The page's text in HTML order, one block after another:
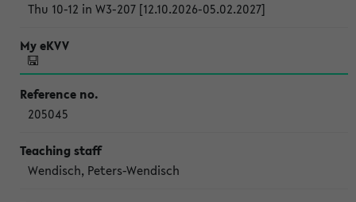
Thu 10-12 in W3-207 [12.10.2026-05.02.2027]
205045
Wendisch, Peters-Wendisch